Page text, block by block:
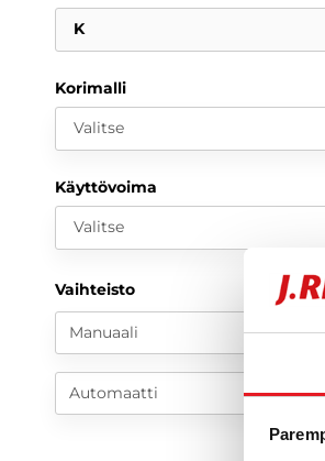
K
Korimalli
Valitse
Käyttövoima
Valitse
Vaihteisto
Manuaali
Automaatti